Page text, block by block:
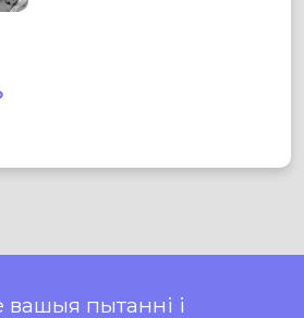
пытанні і